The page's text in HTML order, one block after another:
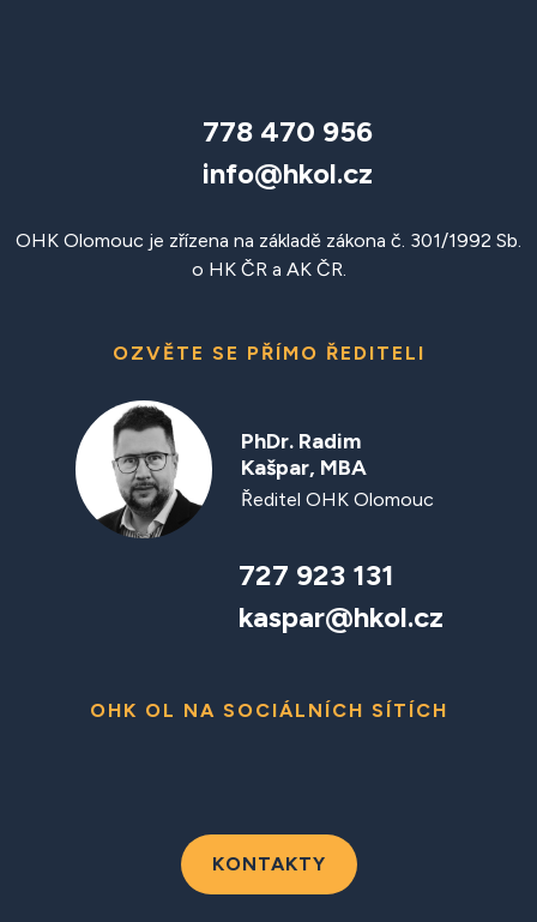
778 470 956
info@hkol.cz
OHK Olomouc je zřízena na základě zákona č. 301/1992 Sb.
o HK ČR a AK ČR.
OZVĚTE SE PŘÍMO ŘEDITELI
PhDr. Radim
Kašpar, MBA
Ředitel OHK Olomouc
727 923 131
kaspar@hkol.cz
OHK OL NA SOCIÁLNÍCH SÍTÍCH
KONTAKTY